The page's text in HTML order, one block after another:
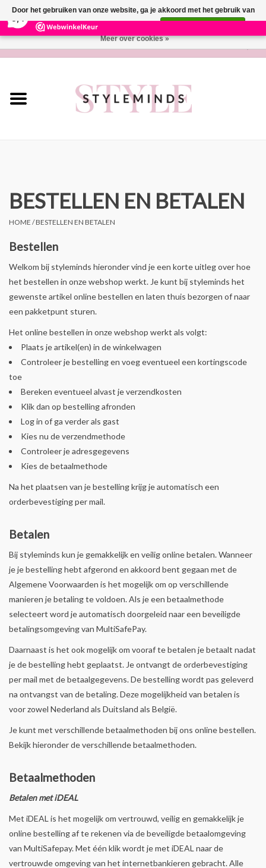
281 Reviews ×
Home
Lifestyle
Cadeaubon
Merken
BESTELLEN EN BETALEN
HOME /BESTELLEN EN BETALEN
Bestellen
Welkom bij styleminds hieronder vind je een korte uitleg over hoe
het bestellen in onze webshop werkt. Je kunt bij styleminds het
gewenste artikel online bestellen en laten thuis bezorgen of naar
een pakketpunt sturen.
Het online bestellen in onze webshop werkt als volgt:
Plaats je artikel(en) in de winkelwagen
Controleer je bestelling en voeg eventueel een kortingscode
toe
Bereken eventueel alvast je verzendkosten
Klik dan op bestelling afronden
Log in of ga verder als gast
Kies nu de verzendmethode
Controleer je adresgegevens
Kies de betaalmethode
Na het plaatsen van je bestelling krijg je automatisch een
orderbevestiging per mail.
Betalen
Bij styleminds kun je gemakkelijk en veilig online betalen. Wanneer
je je bestelling hebt afgerond en akkoord bent gegaan met de
Algemene Voorwaarden is het mogelijk om op verschillende
manieren je betaling te voldoen. Als je een betaalmethode
selecteert word je automatisch doorgeleid naar een beveiligde
betalingsomgeving van MultiSafePay.
Daarnaast is het ook mogelijk om vooraf te betalen je betaalt nadat
je de bestelling hebt geplaatst. Je ontvangt de orderbevestiging
per mail met de betaalgegevens. De bestelling wordt pas geleverd
na ontvangst van de betaling. Deze mogelijkheid van betalen is
voor zowel Nederland als Duitsland als België.
Je kunt met verschillende betaalmethoden bij ons online bestellen.
Bekijk hieronder de verschillende betaalmethoden.
Betaalmethoden
Betalen met iDEAL
Met iDEAL is het mogelijk om vertrouwd, veilig en gemakkelijk je
online bestelling af te rekenen via de beveiligde betaalomgeving
van MultiSafepay. Met één klik wordt je met iDEAL naar de
vertrouwde omgeving van het internetbankieren gebracht. Alle
Door het gebruiken van onze website, ga je akkoord met het gebruik van
cookies om onze website te verbeteren.
Meer over cookies »